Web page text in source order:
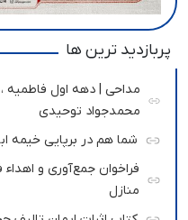
پربازدید ترین ها
مداحی | دهه اول فاطمیه ،
محمدجواد توحیدی
شما هم در برپایی خیمه
فراخوان جمع‌آوری و
منازل